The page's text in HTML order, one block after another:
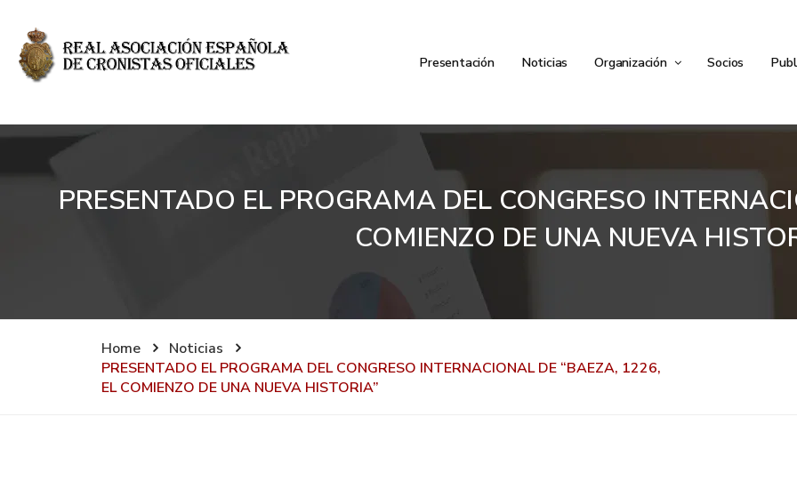
Presentación Noticias Organización Socios
PRESENTADO EL PROGRAMA DEL CONGRESO
COMIENZO DE UNA NUEVA
Home
Noticias
PRESENTADO EL PROGRAMA DEL CONGRESO INTERNACIONAL DE “BAEZA, 1226,
EL COMIENZO DE UNA NUEVA HISTORIA”